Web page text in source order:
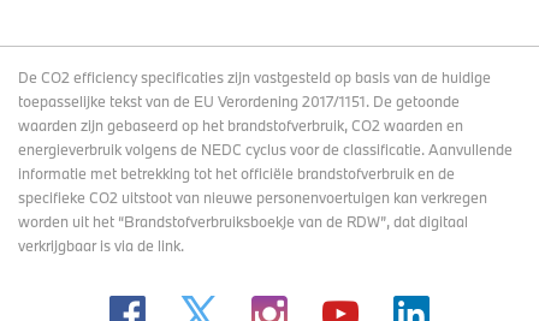
De CO2 efficiency specificaties zijn vastgesteld op basis van de huidige
toepasselijke tekst van de EU Verordening 2017/1151. De getoonde
waarden zijn gebaseerd op het brandstofverbruik, CO2 waarden en
energieverbruik volgens de NEDC cyclus voor de classificatie. Aanvullende
informatie met betrekking tot het officiële brandstofverbruik en de
specifieke CO2 uitstoot van nieuwe personenvoertuigen kan verkregen
worden uit het “Brandstofverbruiksboekje van de RDW”, dat digitaal
verkrijgbaaris via de link.